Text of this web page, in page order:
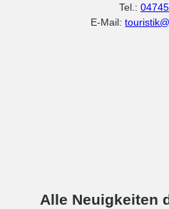
Tel.:
E-Mail:
Alle Neuigkeiten